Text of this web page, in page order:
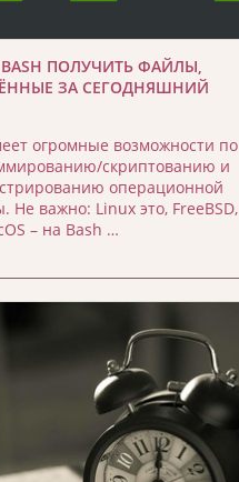
ПОЛУЧИТЬ ФАЙЛЫ,
ЗА СЕГОДНЯШНИЙ
огромные возможности по
скриптованию и
операционной
Не важно: Linux это, FreeBSD,
– на Bash …